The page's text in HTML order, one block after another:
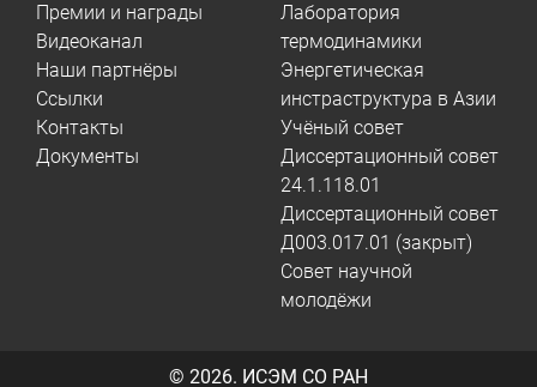
Премии и награды
Видеоканал
Наши партнёры
Ссылки
Контакты
Документы
Лаборатория
термодинамики
Энергетическая
инстраструктура в Азии
Учёный совет
Диссертационный совет
24.1.118.01
Диссертационный совет
Д003.017.01 (закрыт)
Совет научной
молодёжи
© 2026. ИСЭМ СО РАН